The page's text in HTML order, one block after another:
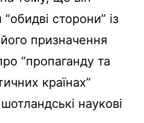
сторони” із
призначення
“пропаганду та
країнах”
наукові